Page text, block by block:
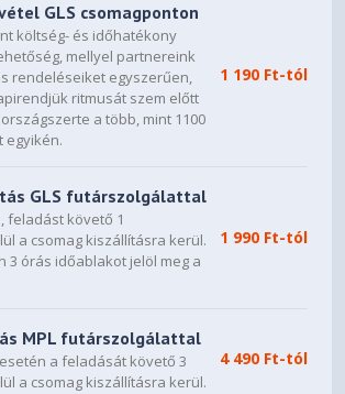
GLS csomagponton
költség- és időhatékony
mellyel partnereink
rendeléseiket egyszerűen,
ritmusát szem előtt
a több, mint 1100
egyikén.
1 190 Ft-tól
GLS futárszolgálattal
feladást követő 1
a csomag kiszállításra kerül.
3 órás időablakot jelöl meg a
1 990 Ft-tól
MPL futárszolgálattal
a feladását követő 3
a csomag kiszállításra kerül.
4 490 Ft-tól